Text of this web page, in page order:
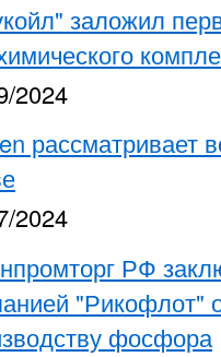
заложил
2024
рассматривает
2024
РФ
"Рикофлот"
фосфора